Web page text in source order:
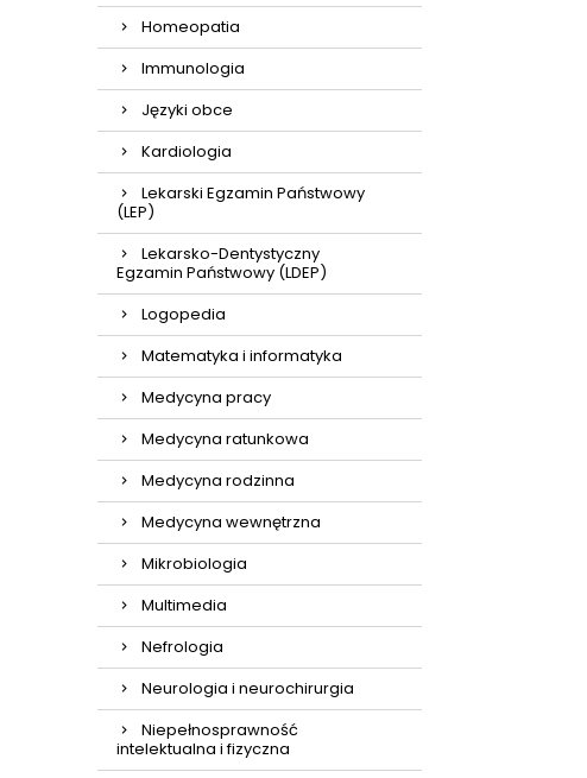
Homeopatia
Immunologia
Języki obce
Kardiologia
Lekarski Egzamin Państwowy
(LEP)
Lekarsko-Dentystyczny
Egzamin Państwowy (LDEP)
Logopedia
Matematyka i informatyka
Medycyna pracy
Medycyna ratunkowa
Medycyna rodzinna
Medycyna wewnętrzna
Mikrobiologia
Multimedia
Nefrologia
Neurologia i neurochirurgia
Niepełnosprawność
intelektualna i fizyczna